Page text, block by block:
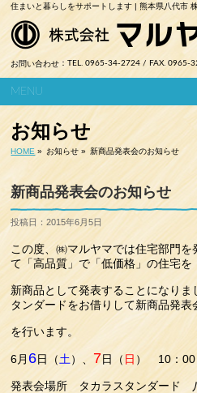
住まいと暮らしをサポートします | 熊本県八代市
お問い合わせ ：TEL. 0965-34-2724 / FAX. 0965-
MENU
お知らせ
HOME » お知らせ » 新商品発表会のお知らせ
新商品発表会のお知らせ
投稿日：2015年6月5日
この度、㈱マルヤマでは住宅部門
て「高品質」で「低価格」の住宅を
新商品として発表することになり
タンダードをお借りして新商品発表
を行います。
6月 6日（土）、 7日（ 日 ） 10：00
発表会場所 タカラスタンダード